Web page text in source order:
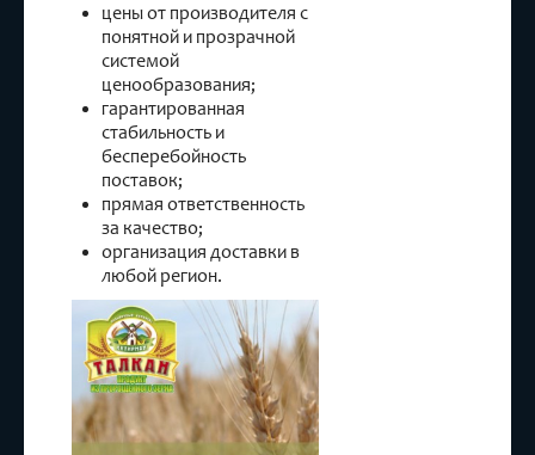
цены от производителя с
понятной и прозрачной
системой
ценообразования;
гарантированная
стабильность и
бесперебойность
поставок;
прямая ответственность
за качество;
организация доставки в
любой регион.